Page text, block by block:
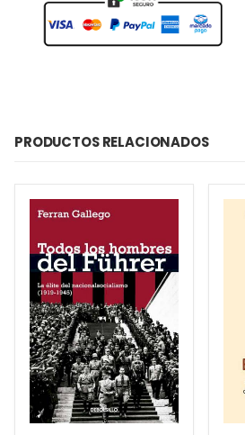
PRODUCTOS RELACIONADOS